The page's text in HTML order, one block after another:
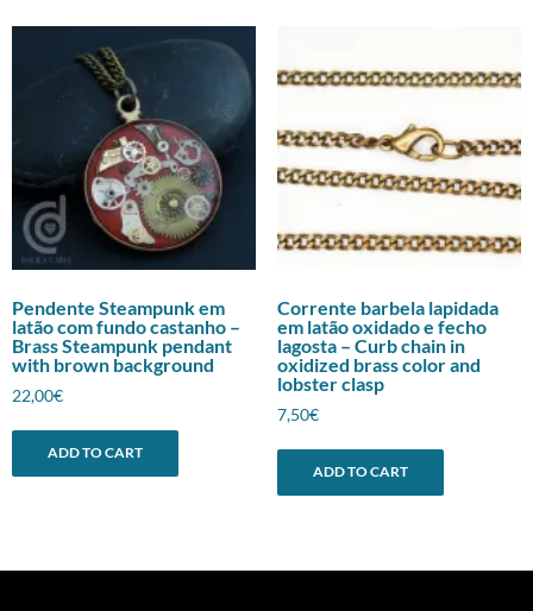
Pendente Steampunk em
latão com fundo castanho –
Brass Steampunk pendant
with brown background
22,00€
ADD TO CART
Corrente barbela lapidada
em latão oxidado e fecho
lagosta – Curb chain in
oxidized brass color and
lobster clasp
7,50€
ADD TO CART